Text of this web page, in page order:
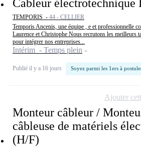
Cableur électrotechnique
TEMPORIS - 44 - CELLIER
Temporis Ancenis, une équipe , e et professionnelle
Laurence et Christophe Nous recrutons les meilleurs
pour intégrer nos entreprises...
Intérim - Temps plein
Publié il y a 16 jours Soyez parmi les 1ers à
Monteur câbleur /
câbleuse de matériels
(H/F)
Ajouter